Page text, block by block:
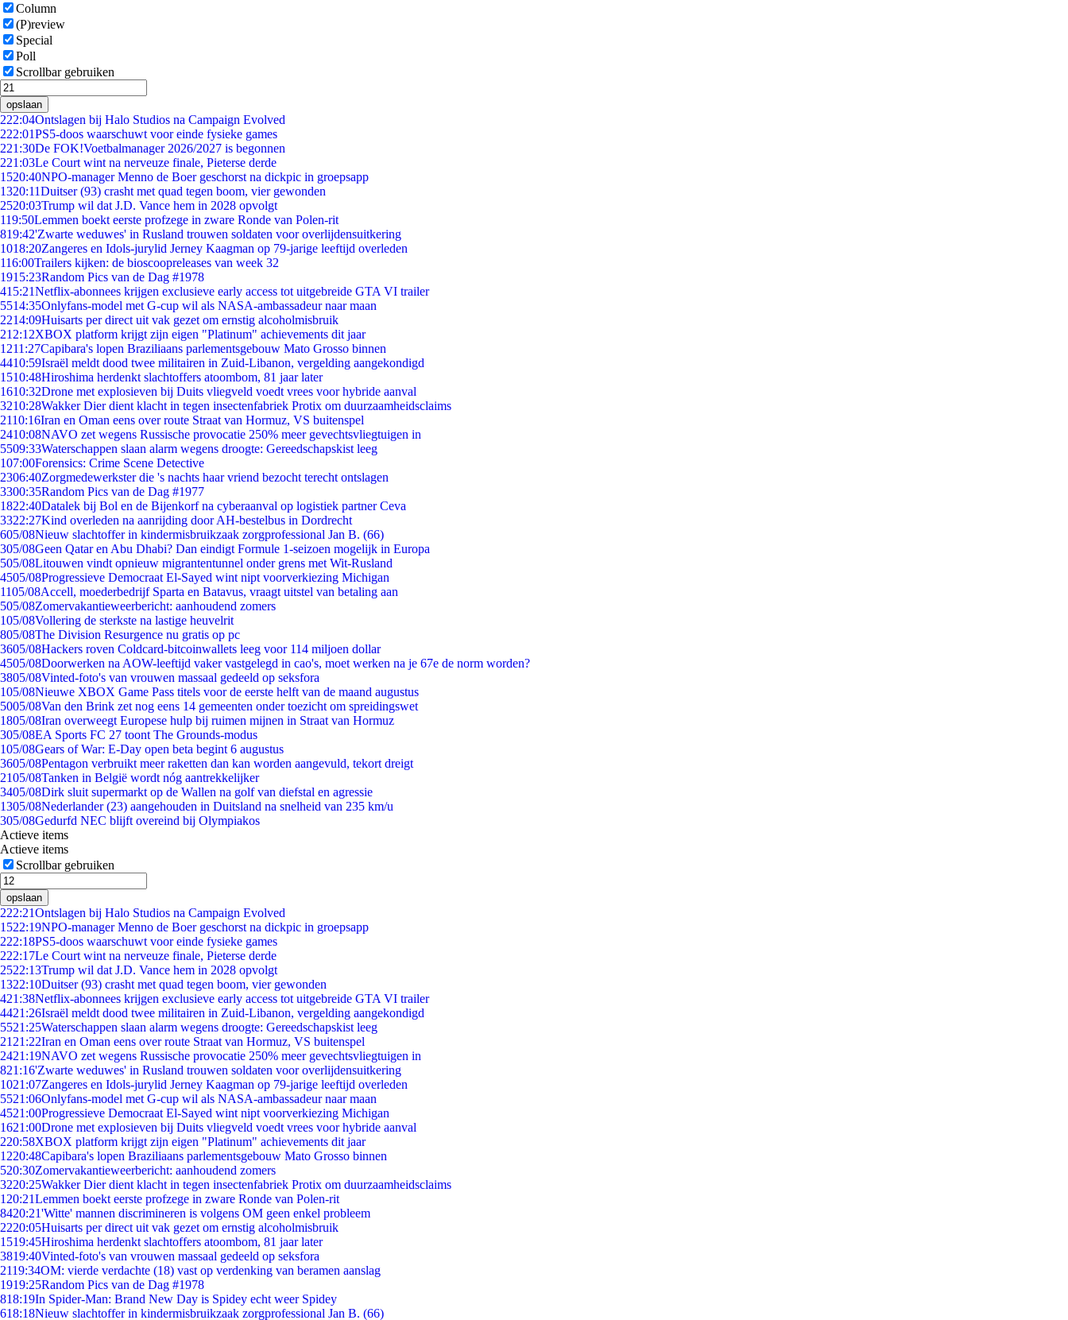
Column
(P)review
Special
Poll
Scrollbar gebruiken
opslaan
222:04Ontslagen bij Halo Studios na Campaign Evolved
222:01PS5-doos waarschuwt voor einde fysieke games
221:30De FOK!Voetbalmanager 2026/2027 is begonnen
221:03Le Court wint na nerveuze finale, Pieterse derde
1520:40NPO-manager Menno de Boer geschorst na dickpic in groepsapp
1320:11Duitser (93) crasht met quad tegen boom, vier gewonden
2520:03Trump wil dat J.D. Vance hem in 2028 opvolgt
119:50Lemmen boekt eerste profzege in zware Ronde van Polen-rit
819:42'Zwarte weduwes' in Rusland trouwen soldaten voor overlijdensuitkering
1018:20Zangeres en Idols-jurylid Jerney Kaagman op 79-jarige leeftijd overleden
116:00Trailers kijken: de bioscoopreleases van week 32
1915:23Random Pics van de Dag #1978
415:21Netflix-abonnees krijgen exclusieve early access tot uitgebreide GTA VI trailer
5514:35Onlyfans-model met G-cup wil als NASA-ambassadeur naar maan
2214:09Huisarts per direct uit vak gezet om ernstig alcoholmisbruik
212:12XBOX platform krijgt zijn eigen "Platinum" achievements dit jaar
1211:27Capibara's lopen Braziliaans parlementsgebouw Mato Grosso binnen
4410:59Israël meldt dood twee militairen in Zuid-Libanon, vergelding aangekondigd
1510:48Hiroshima herdenkt slachtoffers atoombom, 81 jaar later
1610:32Drone met explosieven bij Duits vliegveld voedt vrees voor hybride aanval
3210:28Wakker Dier dient klacht in tegen insectenfabriek Protix om duurzaamheidsclaims
2110:16Iran en Oman eens over route Straat van Hormuz, VS buitenspel
2410:08NAVO zet wegens Russische provocatie 250% meer gevechtsvliegtuigen in
5509:33Waterschappen slaan alarm wegens droogte: Gereedschapskist leeg
107:00Forensics: Crime Scene Detective
2306:40Zorgmedewerkster die 's nachts haar vriend bezocht terecht ontslagen
3300:35Random Pics van de Dag #1977
1822:40Datalek bij Bol en de Bijenkorf na cyberaanval op logistiek partner Ceva
3322:27Kind overleden na aanrijding door AH-bestelbus in Dordrecht
605/08Nieuw slachtoffer in kindermisbruikzaak zorgprofessional Jan B. (66)
305/08Geen Qatar en Abu Dhabi? Dan eindigt Formule 1-seizoen mogelijk in Europa
505/08Litouwen vindt opnieuw migrantentunnel onder grens met Wit-Rusland
4505/08Progressieve Democraat El-Sayed wint nipt voorverkiezing Michigan
1105/08Accell, moederbedrijf Sparta en Batavus, vraagt uitstel van betaling aan
505/08Zomervakantieweerbericht: aanhoudend zomers
105/08Vollering de sterkste na lastige heuvelrit
805/08The Division Resurgence nu gratis op pc
3605/08Hackers roven Coldcard-bitcoinwallets leeg voor 114 miljoen dollar
4505/08Doorwerken na AOW-leeftijd vaker vastgelegd in cao's, moet werken na je 67e de norm worden?
3805/08Vinted-foto's van vrouwen massaal gedeeld op seksfora
105/08Nieuwe XBOX Game Pass titels voor de eerste helft van de maand augustus
5005/08Van den Brink zet nog eens 14 gemeenten onder toezicht om spreidingswet
1805/08Iran overweegt Europese hulp bij ruimen mijnen in Straat van Hormuz
305/08EA Sports FC 27 toont The Grounds-modus
105/08Gears of War: E-Day open beta begint 6 augustus
3605/08Pentagon verbruikt meer raketten dan kan worden aangevuld, tekort dreigt
2105/08Tanken in België wordt nóg aantrekkelijker
3405/08Dirk sluit supermarkt op de Wallen na golf van diefstal en agressie
1305/08Nederlander (23) aangehouden in Duitsland na snelheid van 235 km/u
305/08Gedurfd NEC blijft overeind bij Olympiakos
Actieve items
Actieve items
Scrollbar gebruiken
opslaan
222:21Ontslagen bij Halo Studios na Campaign Evolved
1522:19NPO-manager Menno de Boer geschorst na dickpic in groepsapp
222:18PS5-doos waarschuwt voor einde fysieke games
222:17Le Court wint na nerveuze finale, Pieterse derde
2522:13Trump wil dat J.D. Vance hem in 2028 opvolgt
1322:10Duitser (93) crasht met quad tegen boom, vier gewonden
421:38Netflix-abonnees krijgen exclusieve early access tot uitgebreide GTA VI trailer
4421:26Israël meldt dood twee militairen in Zuid-Libanon, vergelding aangekondigd
5521:25Waterschappen slaan alarm wegens droogte: Gereedschapskist leeg
21 21:22Iran en Oman eens over route Straat van Hormuz, VS buitenspel
2421:19NAVO zet wegens Russische provocatie 250% meer gevechtsvliegtuigen in
821:16'Zwarte weduwes' in Rusland trouwen soldaten voor overlijdensuitkering
1021:07Zangeres en Idols-jurylid Jerney Kaagman op 79-jarige leeftijd overleden
5521:06Onlyfans-model met G-cup wil als NASA-ambassadeur naar maan
4521:00Progressieve Democraat El-Sayed wint nipt voorverkiezing Michigan
1621:00Drone met explosieven bij Duits vliegveld voedt vrees voor hybride aanval
220:58XBOX platform krijgt zijn eigen "Platinum" achievements dit jaar
1220:48Capibara's lopen Braziliaans parlementsgebouw Mato Grosso binnen
520:30Zomervakantieweerbericht: aanhoudend zomers
3220:25Wakker Dier dient klacht in tegen insectenfabriek Protix om duurzaamheidsclaims
1 20:21Lemmen boekt eerste profzege in zware Ronde van Polen-rit
8420:21'Witte' mannen discrimineren is volgens OM geen enkel probleem
2220:05Huisarts per direct uit vak gezet om ernstig alcoholmisbruik
1519:45Hiroshima herdenkt slachtoffers atoombom, 81 jaar later
3819:40Vinted-foto's van vrouwen massaal gedeeld op seksfora
2119:34OM: vierde verdachte (18) vast op verdenking van beramen aanslag
1919:25Random Pics van de Dag #1978
818:19In Spider-Man: Brand New Day is Spidey echt weer Spidey
618:18Nieuw slachtoffer in kindermisbruikzaak zorgprofessional Jan B. (66)